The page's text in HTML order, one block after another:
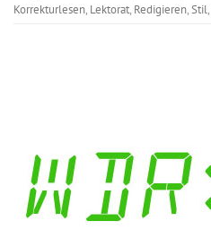
Korrekturlesen, Lektorat, Redigieren,Stil,